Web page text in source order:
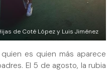
de Coté López y Luis Jiménez
es quien más aparece
El 5 de agosto, la rubia